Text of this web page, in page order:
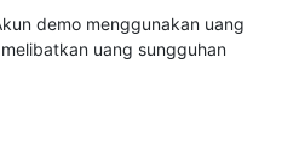
demo menggunakan uang
uang sungguhan